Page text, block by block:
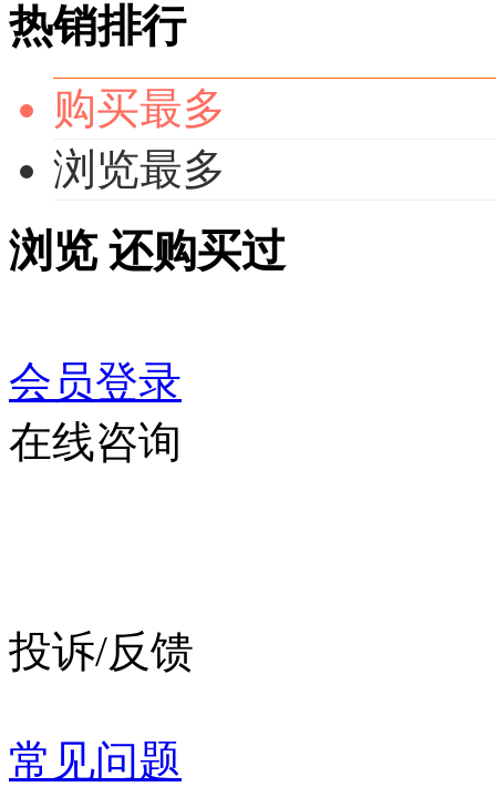
热销排行
购买最多
浏览最多
浏览 还购买过
会员登录
在线咨询
投诉/反馈
常见问题